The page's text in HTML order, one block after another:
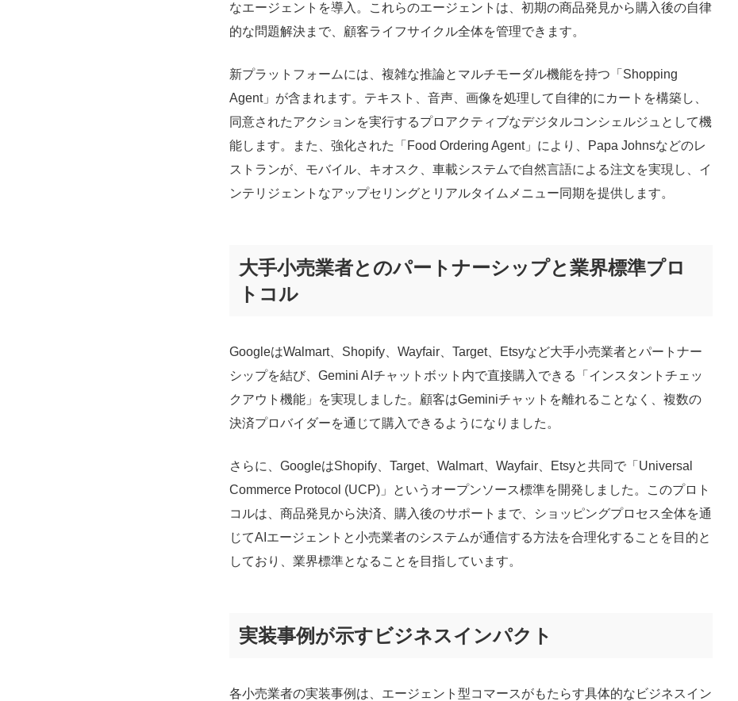
なエージェントを導入。これらのエージェントは、初期の商品発見から購入後の自律
的な問題解決まで、顧客ライフサイクル全体を管理できます。
新プラットフォームには、複雑な推論とマルチモーダル機能を持つ「Shopping
Agent」が含まれます。テキスト、音声、画像を処理して自律的にカートを構築し、
同意されたアクションを実行するプロアクティブなデジタルコンシェルジュとして機
能します。また、強化された「Food Ordering Agent」により、Papa Johnsなどのレ
ストランが、モバイル、キオスク、車載システムで自然言語による注文を実現し、イ
ンテリジェントなアップセリングとリアルタイムメニュー同期を提供します。
大手小売業者とのパートナーシップと業界標準プロ
トコル
GoogleはWalmart、Shopify、Wayfair、Target、Etsyなど大手小売業者とパートナー
シップを結び、Gemini AIチャットボット内で直接購入できる「インスタントチェッ
クアウト機能」を実現しました。顧客はGeminiチャットを離れることなく、複数の
決済プロバイダーを通じて購入できるようになりました。
さらに、GoogleはShopify、Target、Walmart、Wayfair、Etsyと共同で「Universal
Commerce Protocol (UCP)」というオープンソース標準を開発しました。このプロト
コルは、商品発見から決済、購入後のサポートまで、ショッピングプロセス全体を通
じてAIエージェントと小売業者のシステムが通信する方法を合理化することを目的と
しており、業界標準となることを目指しています。
実装事例が示すビジネスインパクト
各小売業者の実装事例は、エージェント型コマースがもたらす具体的なビジネスイン